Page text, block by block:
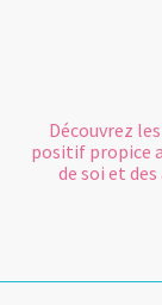
Découvrez
positif propice
de soi et